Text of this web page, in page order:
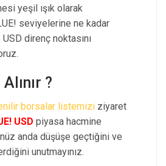
yeşil ışık olarak
seviyelerine ne kadar
direnç noktasını
?
borsalar listemizi ziyaret
USD piyasa hacmine
anda düşüşe geçtiğini ve
unutmayınız.